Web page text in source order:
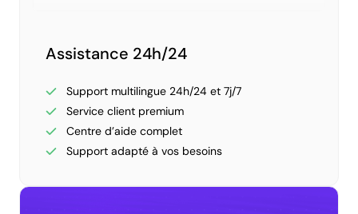
Assistance 24h/24
Support multilingue 24h/24 et 7j/7
Service client premium
Centre d’aide complet
Support adapté à vos besoins